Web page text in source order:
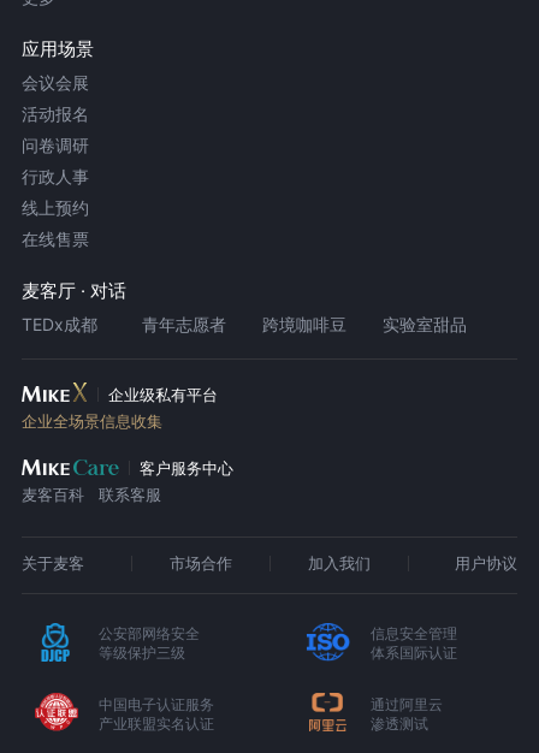
应用场景
会议会展
活动报名
问卷调研
行政人事
线上预约
在线售票
麦客厅 · 对话
TEDx成都 青年志愿者 跨境咖啡豆 实验室甜品
企业级私有平台
企业全场景信息收集
客户服务中心
麦客百科
联系客服
关于麦客 市场合作 加入我们 用户协议
公安部网络安全
等级保护三级
信息安全管理
体系国际认证
中国电子认证服务
产业联盟实名认证
通过阿里云
渗透测试